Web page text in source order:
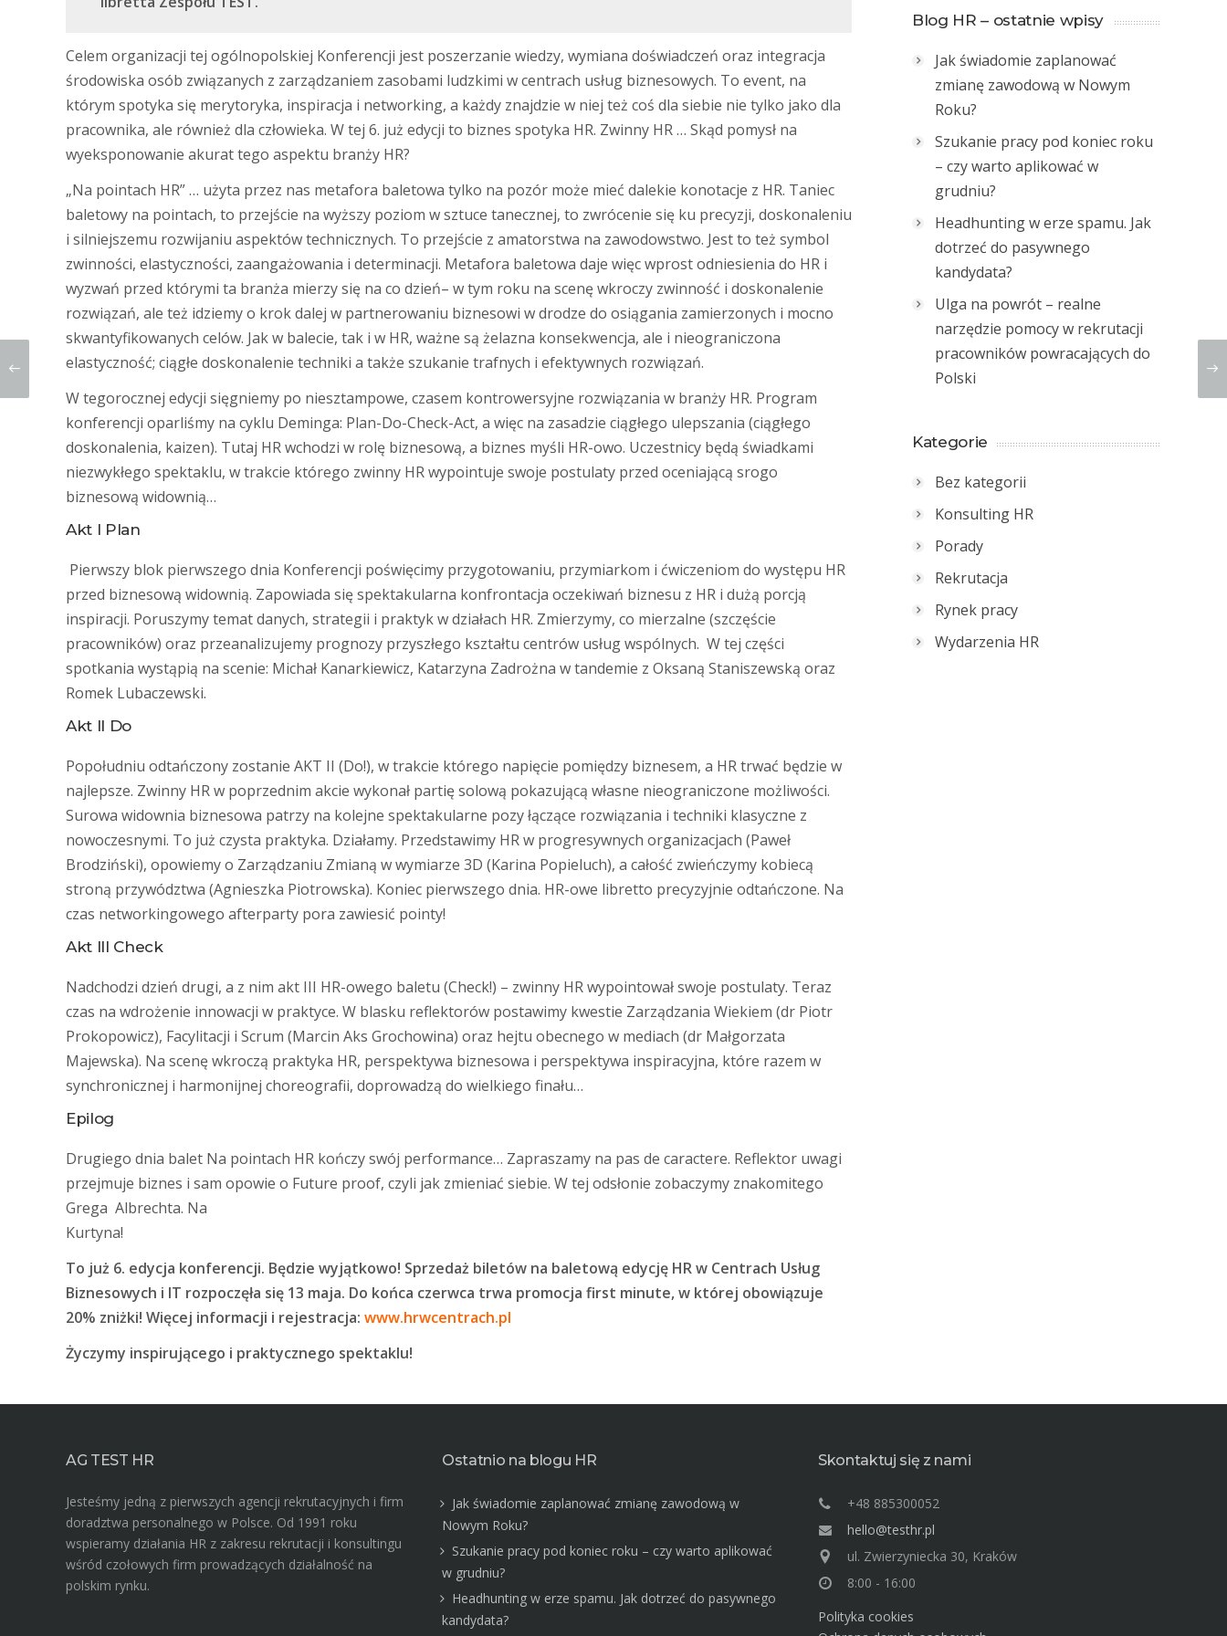
Celem organizacji tej ogólnopolskiej Konferencji jest poszerzanie wiedzy, wymiana doświadczeń oraz integracja
środowiska osób związanych z zarządzaniem zasobami ludzkimi w centrach usług biznesowych. To event, na
którym spotyka się merytoryka, inspiracja i networking, a każdy znajdzie w niej też coś dla siebie nie tylko jako dla
pracownika, ale również dla człowieka. W tej 6. już edycji to biznes spotyka HR. Zwinny HR … Skąd pomysł na
wyeksponowanie akurat tego aspektu branży HR?
„Na pointach HR” … użyta przez nas metafora baletowa tylko na pozór może mieć dalekie konotacje z HR. Taniec
baletowy na pointach, to przejście na wyższy poziom w sztuce tanecznej, to zwrócenie się ku precyzji, doskonaleniu
i silniejszemu rozwijaniu aspektów technicznych. To przejście z amatorstwa na zawodowstwo. Jest to też symbol
zwinności, elastyczności, zaangażowania i determinacji. Metafora baletowa daje więc wprost odniesienia do HR i
wyzwań przed którymi ta branża mierzy się na co dzień– w tym roku na scenę wkroczy zwinność i doskonalenie
rozwiązań, ale też idziemy o krok dalej w partnerowaniu biznesowi w drodze do osiągania zamierzonych i mocno
skwantyfikowanych celów. Jak w balecie, tak i w HR, ważne są żelazna konsekwencja, ale i nieograniczona
elastyczność; ciągłe doskonalenie techniki a także szukanie trafnych i efektywnych rozwiązań.
W tegorocznej edycji sięgniemy po niesztampowe, czasem kontrowersyjne rozwiązania w branży HR. Program
konferencji oparliśmy na cyklu Deminga: Plan-Do-Check-Act, a więc na zasadzie ciągłego ulepszania (ciągłego
doskonalenia, kaizen). Tutaj HR wchodzi w rolę biznesową, a biznes myśli HR-owo. Uczestnicy będą świadkami
niezwykłego spektaklu, w trakcie którego zwinny HR wypointuje swoje postulaty przed oceniającą srogo
biznesową widownią…
Akt I Plan
Pierwszy blok pierwszego dnia Konferencji poświęcimy przygotowaniu, przymiarkom i ćwiczeniom do występu HR
przed biznesową widownią. Zapowiada się spektakularna konfrontacja oczekiwań biznesu z HR i dużą porcją
inspiracji. Poruszymy temat danych, strategii i praktyk w działach HR. Zmierzymy, co mierzalne (szczęście
pracowników) oraz przeanalizujemy prognozy przyszłego kształtu centrów usług wspólnych. W tej części
spotkania wystąpią na scenie: Michał Kanarkiewicz, Katarzyna Zadrożna w tandemie z Oksaną Staniszewską oraz
Romek Lubaczewski.
Akt II Do
Popołudniu odtańczony zostanie AKT II (Do!), w trakcie którego napięcie pomiędzy biznesem, a HR trwać będzie w
najlepsze. Zwinny HR w poprzednim akcie wykonał partię solową pokazującą własne nieograniczone możliwości.
Surowa widownia biznesowa patrzy na kolejne spektakularne pozy łączące rozwiązania i techniki klasyczne z
nowoczesnymi. To już czysta praktyka. Działamy. Przedstawimy HR w progresywnych organizacjach (Paweł
Brodziński), opowiemy o Zarządzaniu Zmianą w wymiarze 3D (Karina Popieluch), a całość zwieńczymy kobiecą
stroną przywództwa (Agnieszka Piotrowska). Koniec pierwszego dnia. HR-owe libretto precyzyjnie odtańczone. Na
czas networkingowego afterparty pora zawiesić pointy!
Akt III Check
Nadchodzi dzień drugi, a z nim akt III HR-owego baletu (Check!) – zwinny HR wypointował swoje postulaty. Teraz
czas na wdrożenie innowacji w praktyce. W blasku reflektorów postawimy kwestie Zarządzania Wiekiem (dr Piotr
Prokopowicz), Facylitacji i Scrum (Marcin Aks Grochowina) oraz hejtu obecnego w mediach (dr Małgorzata
Majewska). Na scenę wkroczą praktyka HR, perspektywa biznesowa i perspektywa inspiracyjna, które razem w
synchronicznej i harmonijnej choreografii, doprowadzą do wielkiego finału…
Epilog
Drugiego dnia balet Na pointach HR kończy swój performance… Zapraszamy na pas de caractere. Reflektor uwagi
przejmuje biznes i sam opowie o Future proof, czyli jak zmieniać siebie. W tej odsłonie zobaczymy znakomitego
Grega Albrechta. Na
Kurtyna!
To już 6. edycja konferencji. Będzie wyjątkowo! Sprzedaż biletów na baletową edycję HR w Centrach Usług
Biznesowych i IT rozpoczęła się 13 maja. Do końca czerwca trwa promocja first minute, w której obowiązuje
20% zniżki! Więcej informacji i rejestracja: www.hrwcentrach.pl
Życzymy inspirującego i praktycznego spektaklu!
Blog HR – ostatnie wpisy
Jak świadomie zaplanować
zmianę zawodową w Nowym
Roku?
Szukanie pracy pod koniec roku
– czy warto aplikować w
grudniu?
Headhunting w erze spamu. Jak
dotrzeć do pasywnego
kandydata?
Ulga na powrót – realne
narzędzie pomocy w rekrutacji
pracowników powracających do
Polski
Kategorie
Bez kategorii
Konsulting HR
Porady
Rekrutacja
Rynek pracy
Wydarzenia HR
AG TEST HR
Jesteśmy jedną z pierwszych agencji rekrutacyjnych i firm
doradztwa personalnego w Polsce. Od 1991 roku
wspieramy działania HR z zakresu rekrutacji i konsultingu
wśród czołowych firm prowadzących działalność na
polskim rynku.
Ostatnio na blogu HR
Jak świadomie zaplanować zmianę zawodową w
Nowym Roku?
Szukanie pracy pod koniec roku – czy warto aplikować
w grudniu?
Headhunting w erze spamu. Jak dotrzeć do pasywnego
kandydata?
Skontaktuj się z nami
+48 885300052
hello@testhr.pl
ul. Zwierzyniecka 30, Kraków
8:00 - 16:00
Polityka cookies